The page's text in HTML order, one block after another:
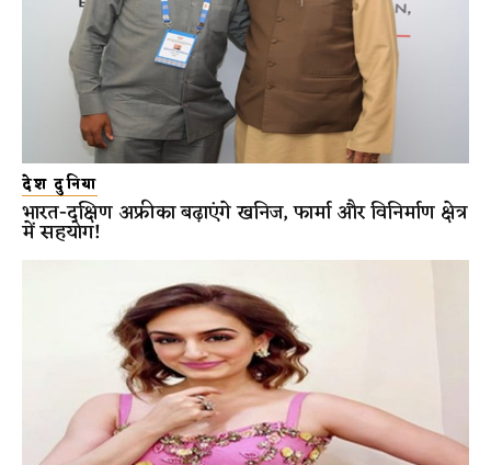
देश दुनिया
भारत-दक्षिण अफ्रीका बढ़ाएंगे खनिज, फार्मा और विनिर्माण क्षेत्र
में सहयोग!